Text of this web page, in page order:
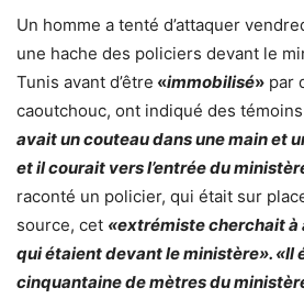
Un homme a tenté d’attaquer
une hache des policiers devant le
Tunis avant d’être «immobilisé» par
caoutchouc, ont indiqué des témoins
avait un couteau dans une main et
et il courait vers l’entrée du
raconté un policier, qui était sur
source, cet «extrémiste cherchait
qui étaient devant le ministère». «Il
cinquantaine de mètres du